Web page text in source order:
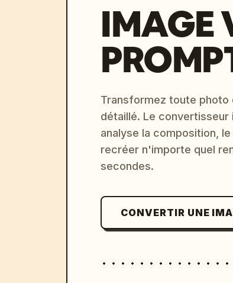
IMAGE
Transformez toute photo
détaillé. Le
analyse la composition,
recréer n'importe quel
secondes.
CONVERTIR UNE